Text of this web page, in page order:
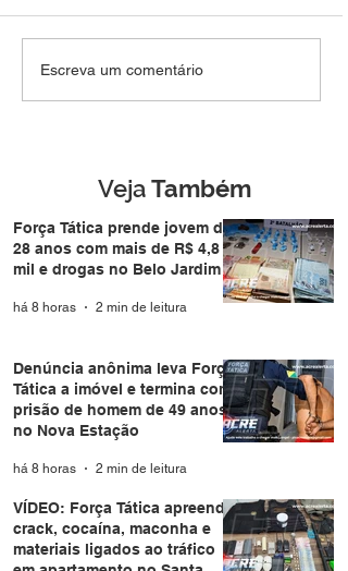
Força Tática prende
Escreva um comentário
VejaTambém
Força Tática prende jovem de
28 anos com mais de R$ 4,8
mil e drogas no Belo Jardim I
há 8 horas 2 min de leitura
Denúncia anônima leva Força
Tática a imóvel e termina com
prisão de homem de 49 anos
no Nova Estação
há 8 horas 2 min de leitura
VÍDEO: Força Tática apreende
crack, cocaína, maconha e
materiais ligados ao tráfico